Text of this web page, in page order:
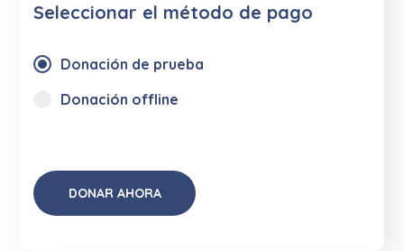
Seleccionar el método de pago
Donación de prueba
Donación offline